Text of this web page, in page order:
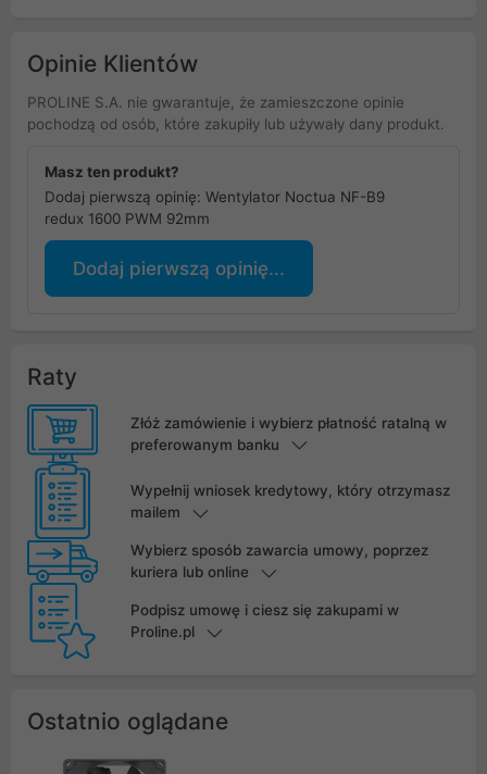
Opinie Klientów
PROLINE S.A. nie gwarantuje, że zamieszczone opinie
pochodzą od osób, które zakupiły lub używały dany produkt.
Masz ten produkt?
Dodaj pierwszą opinię: Wentylator Noctua NF-B9
redux 1600 PWM 92mm
Dodaj pierwszą opinię...
Raty
Złóż zamówienie i wybierz płatność ratalną w
preferowanym banku
Wypełnij wniosek kredytowy, który otrzymasz
mailem
Wybierz sposób zawarcia umowy, poprzez
kuriera lub online
Podpisz umowę i ciesz się zakupami w
Proline.pl
Ostatnio oglądane